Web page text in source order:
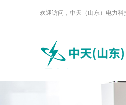
欢迎访问，中天（山东）电力科